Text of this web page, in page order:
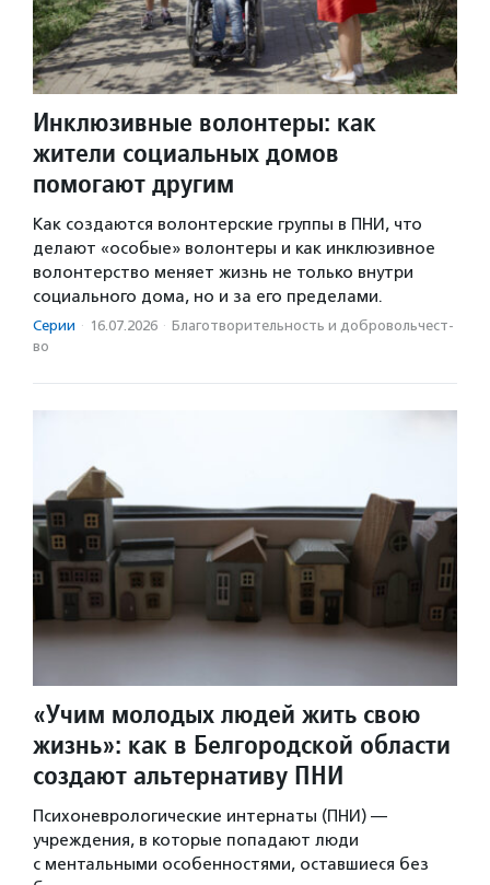
Инклюзивные волонтеры: как
жители социальных домов
помогают другим
Как создаются волонтерские группы в ПНИ, что
делают «особые» волонтеры и как инклюзивное
волонтерство меняет жизнь не только внутри
социального дома, но и за его пределами.
Серии · 16.07.2026 · Благотвори­тель­ность и доброволь­чест­
во
«Учим молодых людей жить свою
жизнь»: как в Белгородской области
создают альтернативу ПНИ
Психоневрологические интернаты (ПНИ) —
учреждения, в которые попадают люди
с ментальными особенностями, оставшиеся без